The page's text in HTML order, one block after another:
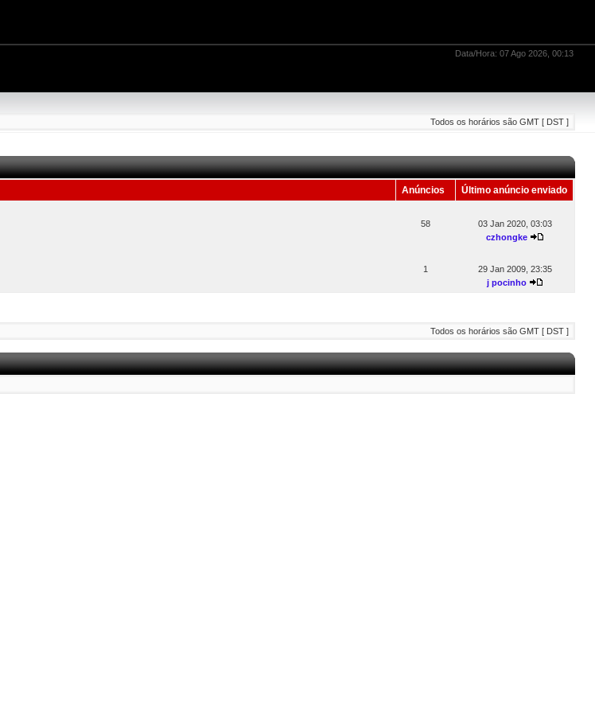
Data/Hora: 07 Ago 2026, 00:13
Todos os horários são GMT [ DST ]
Anúncios Último anúncio enviado
58
03 Jan 2020, 03:03
czhongke
1
29 Jan 2009, 23:35
j pocinho
Todos os horários são GMT [ DST ]